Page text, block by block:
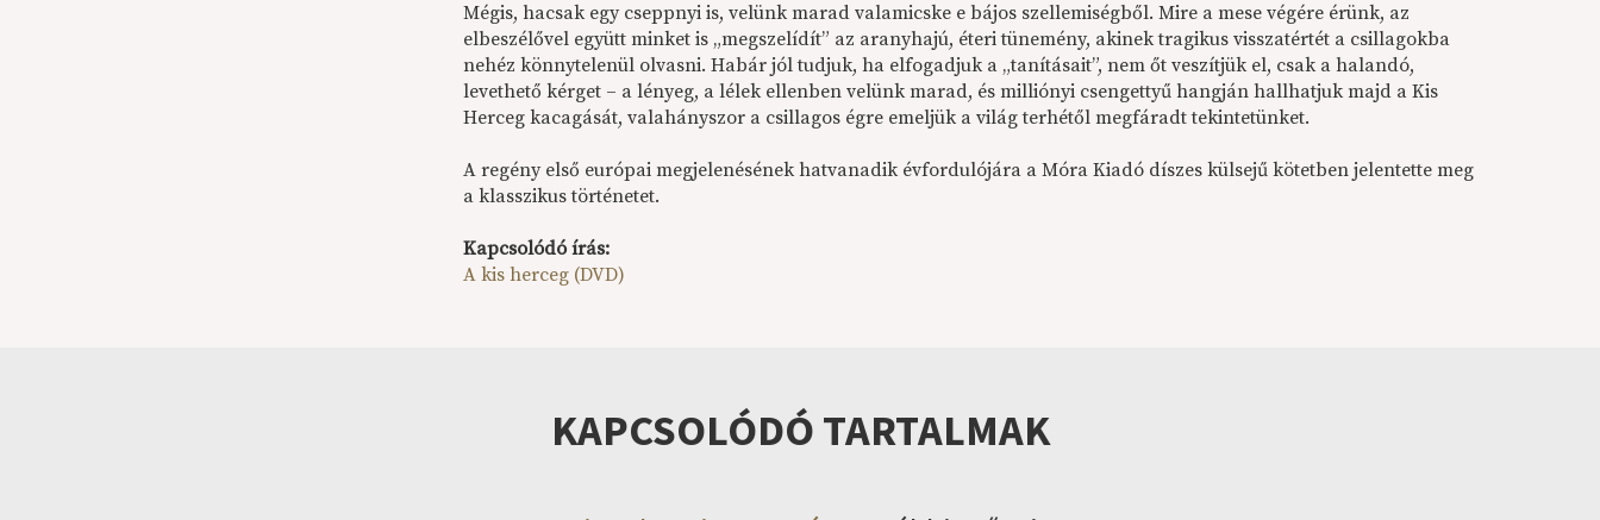
Mégis, hacsak egy cseppnyi is, velünk marad valamicske e bájos szellemiségből. Mire a mese végére érünk, az
elbeszélővel együtt minket is „megszelídít” az aranyhajú, éteri tünemény, akinek tragikus visszatértét a csillagokba
nehéz könnytelenül olvasni. Habár jól tudjuk, ha elfogadjuk a „tanításait”, nem őt veszítjük el, csak a halandó,
levethető kérget – a lényeg, a lélek ellenben velünk marad, és milliónyi csengettyű hangján hallhatjuk majd a Kis
Herceg kacagását, valahányszor a csillagos égre emeljük a világ terhétől megfáradt tekintetünket.
A regény első európai megjelenésének hatvanadik évfordulójára a Móra Kiadó díszes külsejű kötetben jelentette meg
a klasszikus történetet.
Kapcsolódó írás:
A kis herceg (DVD)
KAPCSOLÓDÓ TARTALMAK